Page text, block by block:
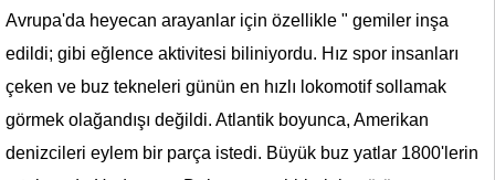
Avrupa'da heyecan arayanlar için özellikle " gemiler inşa
edildi; gibi eğlence aktivitesi biliniyordu. Hız spor insanları
çeken ve buz tekneleri günün en hızlı lokomotif sollamak
görmek olağandışı değildi. Atlantik boyunca, Amerikan
denizcileri eylem bir parça istedi. Büyük buz yatlar 1800'lerin